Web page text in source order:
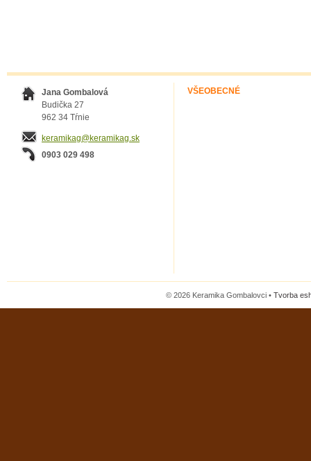
Jana Gombalová
Budička 27
962 34 Tŕnie
keramikag@keramikag.sk
0903 029 498
VŠEOBECNÉ
© 2026 Keramika Gombalovci • Tvorba